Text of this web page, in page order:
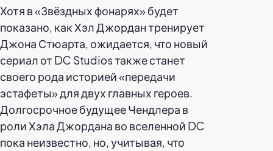
Хотя в «Звёздных фонарях» будет
показано, как Хэл Джордан тренирует
Джона Стюарта, ожидается, что новый
сериал от DC Studios также станет
своего рода историей «передачи
эстафеты» для двух главных героев.
Долгосрочное будущее Чендлера в
роли Хэла Джордана во вселенной DC
пока неизвестно, но, учитывая, что